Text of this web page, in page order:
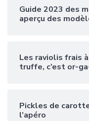
Guide 2023 des
aperçu des
Les raviolis frais
truffe, c’est or-
Pickles de
l’apéro